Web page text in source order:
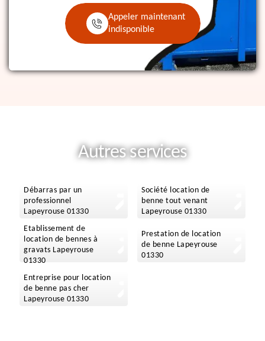
Appeler maintenant
indisponible
Autres services
Débarras par un
professionnel
Lapeyrouse 01330
Société location de
benne tout venant
Lapeyrouse 01330
Etablissement de
location de bennes à
gravats Lapeyrouse
01330
Prestation de location
de benne Lapeyrouse
01330
Entreprise pour location
de benne pas cher
Lapeyrouse 01330